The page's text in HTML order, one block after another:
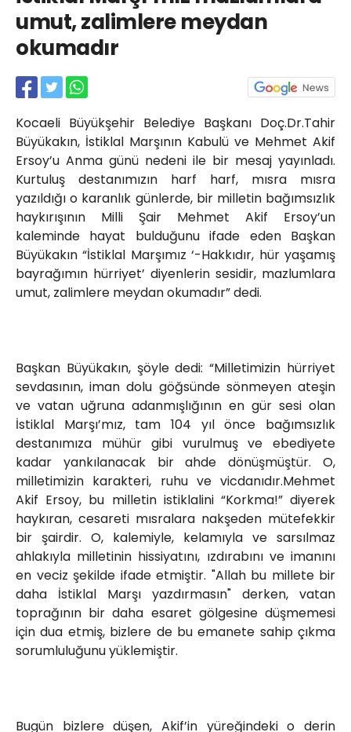
umut, zalimlere meydan
okumadır
Kocaeli Büyükşehir Belediye Başkanı Doç.Dr.Tahir
Büyükakın, İstiklal Marşının Kabulü ve Mehmet Akif
Ersoy’u Anma günü nedeni ile bir mesaj yayınladı.
Kurtuluş destanımızın harf harf, mısra mısra
yazıldığı o karanlık günlerde, bir milletin bağımsızlık
haykırışının Milli Şair Mehmet Akif Ersoy’un
kaleminde hayat bulduğunu ifade eden Başkan
Büyükakın “İstiklal Marşımız ‘-Hakkıdır, hür yaşamış
bayrağımın hürriyet’ diyenlerin sesidir, mazlumlara
umut, zalimlere meydan okumadır” dedi.
Başkan Büyükakın, şöyle dedi: “Milletimizin hürriyet
sevdasının, iman dolu göğsünde sönmeyen ateşin
ve vatan uğruna adanmışlığının en gür sesi olan
İstiklal Marşı’mız, tam 104 yıl önce bağımsızlık
destanımıza mühür gibi vurulmuş ve ebediyete
kadar yankılanacak bir ahde dönüşmüştür. O,
milletimizin karakteri, ruhu ve vicdanıdır.Mehmet
Akif Ersoy, bu milletin istiklalini “Korkma!” diyerek
haykıran, cesareti mısralara nakşeden mütefekkir
bir şairdir. O, kalemiyle, kelamıyla ve sarsılmaz
ahlakıyla milletinin hissiyatını, ızdırabını ve imanını
en veciz şekilde ifade etmiştir. "Allah bu millete bir
daha İstiklal Marşı yazdırmasın" derken, vatan
toprağının bir daha esaret gölgesine düşmemesi
için dua etmiş, bizlere de bu emanete sahip çıkma
sorumluluğunu yüklemiştir.
Bugün bizlere düşen, Akif’in yüreğindeki o derin
Yahya Kaptan Mahallesi
kocaelisokak@gmail.com